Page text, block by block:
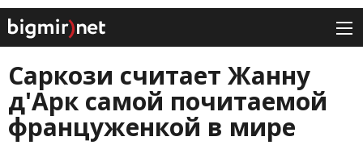
Саркози считает Жанну
д'Арк самой почитаемой
француженкой в мире